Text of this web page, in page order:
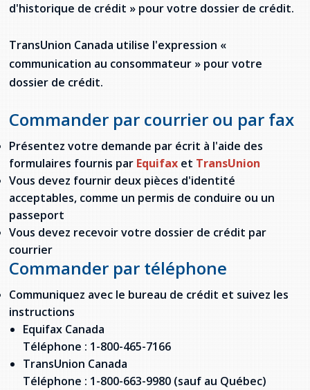
d'historique de crédit » pour votre dossier de crédit.
TransUnion Canada utilise l'expression «
communication au consommateur » pour votre
dossier de crédit.
Commander par courrier ou par fax
Présentez votre demande par écrit à l'aide des
formulaires fournis par Equifax et TransUnion
Vous devez fournir deux pièces d'identité
acceptables, comme un permis de conduire ou un
passeport
Vous devez recevoir votre dossier de crédit par
courrier
Commander par téléphone
Communiquez avec le bureau de crédit et suivez les
instructions
Equifax Canada
Téléphone : 1-800-465-7166
TransUnion Canada
Téléphone : 1-800-663-9980 (sauf au Québec)